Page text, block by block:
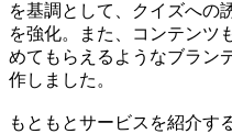
を基調として、クイズへの
を強化。また、コンテンツ
めてもらえるようなブラン
作しました。
もともとサービスを紹介す